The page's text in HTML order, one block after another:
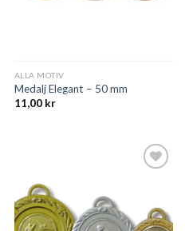
ALLA MOTIV
Medalj Elegant – 50 mm
11,00 kr